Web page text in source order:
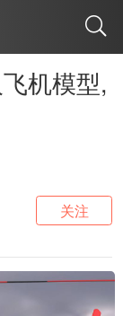
机模型,
关注
取消